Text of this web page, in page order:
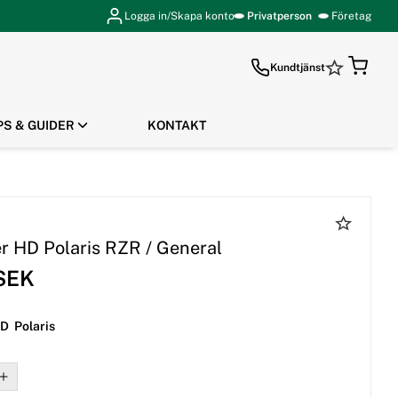
Logga in/Skapa konto Privatperson Företag
Kundtjänst
& GUIDER KONTAKT
HD Polaris RZR / General
Polaris
GÅ TILL KASSAN